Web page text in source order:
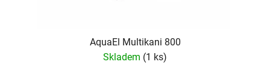
AquaEl Multikani 800
Skladem (1 ks)